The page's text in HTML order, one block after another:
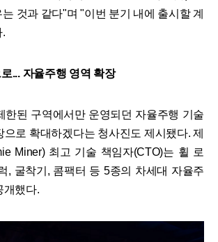
것과 같다"며 "이번 분기 내에 출시할 계
.
... 자율주행 영역 확장
한된 구역에서만 운영되던 자율주행 기술
으로 확대하겠다는 청사진도 제시됐다. 제
Miner) 최고 기술 책임자(CTO)는 휠 로
, 굴착기, 콤팩터 등 5종의 차세대 자율주
개했다.